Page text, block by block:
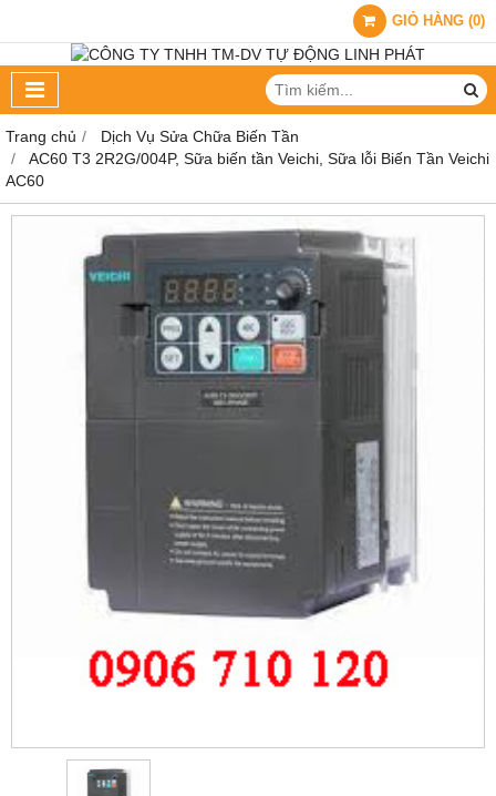
GIỎ HÀNG (0)
Trang chủ
Dịch Vụ Sửa Chữa Biến Tần
AC60 T3 2R2G/004P, Sữa biến tần Veichi, Sữa lỗi Biến Tần Veichi
AC60